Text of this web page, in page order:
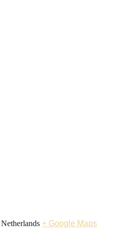
Netherlands + Google Maps